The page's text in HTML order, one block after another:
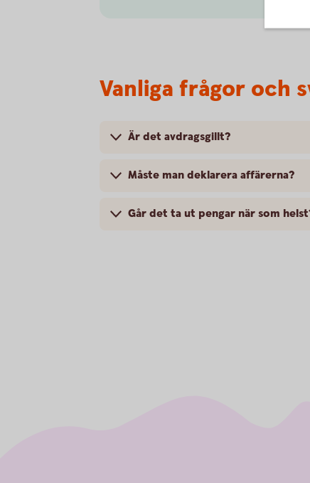
Vanliga frågor och
Är det avdragsgillt?
Måste man deklarera affärerna?
Går det ta ut pengar när som